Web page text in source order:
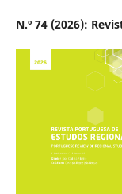
N.º 74 (2026):